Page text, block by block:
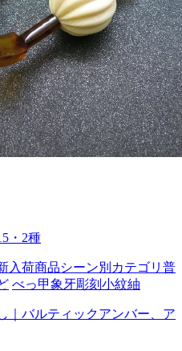
・2種
入荷商品シーン別カテゴリ 普
べっ甲象牙彫刻 小紋紬